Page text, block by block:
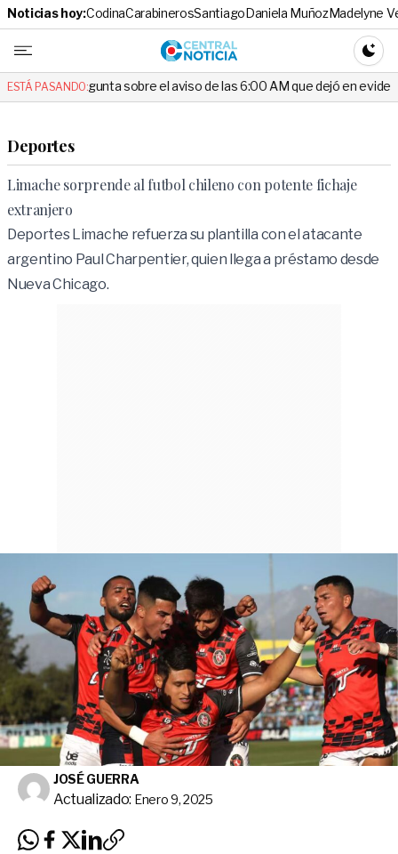
Noticias hoy:CodinaCarabinerosSantiagoDaniela MuñozMadelyne
Central
ESTÁ PASANDO:
sobre el aviso de las 6:00 AM que dejó en evidencia al Delegado
Deportes
Limache sorprende al futbol chileno con potente fichaje
extranjero
Deportes Limache refuerza su plantilla con el atacante
argentino Paul Charpentier, quien llega a préstamo desde
Nueva Chicago.
JOSÉ GUERRA
Actualizado: Enero 9, 2025